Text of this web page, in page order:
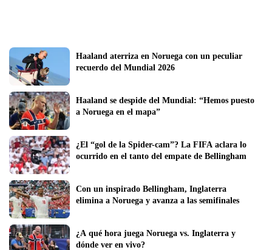
Haaland aterriza en Noruega con un peculiar
recuerdo del Mundial 2026
Haaland se despide del Mundial: “Hemos puesto
a Noruega en el mapa”
¿El “gol de la Spider-cam”? La FIFA aclara lo
Con un inspirado Bellingham, Inglaterra
elimina a Noruega y avanza a las semifinales
¿A qué hora juega Noruega vs. Inglaterra y
dónde ver en vivo?